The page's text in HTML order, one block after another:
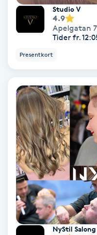
Laserbehandling
LED-ljusterapi
Liktornar
LPG
LPG-behandling
LPG-massage
Luggklippning
Studio V
4.9
Apelgatan
Tider fr.
Presentkort
NyStil